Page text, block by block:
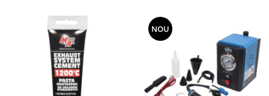
Tubulare speciale
NOU